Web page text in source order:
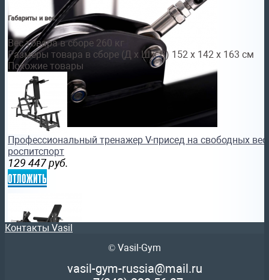
Габариты и вес
Вес товара в сборе 260 кг
Размеры товара в сборе (Д x Ш x В) 152 х 142 х 163 см
Похожие товары
Профессиональный тренажер V-присед на свободных
роспитспорт
129 447 руб.
отложить
Профессиональный тренажер Разгибание ног сидя на
Контакты Vasil
© Vasil-Gym
vasil-gym-russia@mail.ru